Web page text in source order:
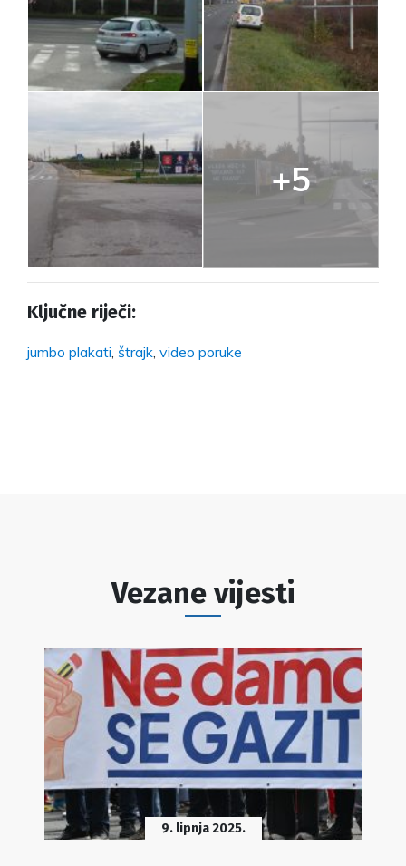
+5
Ključne riječi:
jumbo plakati štrajk video poruke
Vezane vijesti
9. lipnja 2025.